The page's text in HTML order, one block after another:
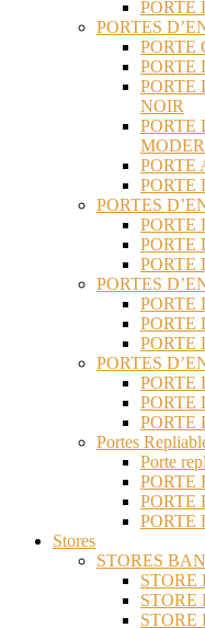
PORTE
PORTES
PORTE
PORTE
PORTE
NOIR
PORTE
PORTE
PORTE
PORTES
PORTE
PORTE
PORTE
PORTES
PORTE
PORTE
PORTE
PORTES
PORTE
PORTE
PORTE
Portes
Porte
PORTE
PORTE
PORTE
Stores
STORES
STORE
STORE
STORE